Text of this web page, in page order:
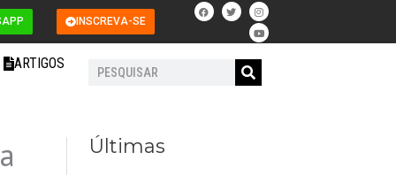
INSCREVA-SE
F
a
c
b
T
w
i
t
I
n
s
t
a
r
Y
o
u
t
u
e
ARTIGOS Pesquisar
Últimas